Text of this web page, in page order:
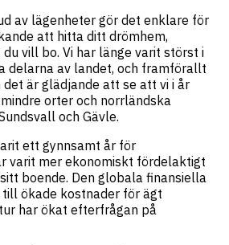
av lägenheter gör det enklare för
att hitta ditt drömhem,
vill bo. Vi har länge varit störst i
delarna av landet, och framförallt
är glädjande att se att vi i år
orter och norrländska
och Gävle.
ett gynnsamt år för
varit mer ekonomiskt fördelaktigt
boende. Den globala finansiella
ökade kostnader för ägt
har ökat efterfrågan på